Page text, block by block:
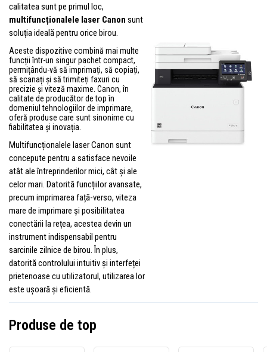
calitatea sunt pe primul loc,
multifuncționalele laser Canon sunt
soluția ideală pentru orice birou.
Aceste dispozitive combină mai multe
funcții într-un singur pachet compact,
permițându-vă să imprimați, să copiați,
să scanați și să trimiteți faxuri cu
precizie și viteză maxime. Canon, în
calitate de producător de top în
domeniul tehnologiilor de imprimare,
oferă produse care sunt sinonime cu
fiabilitatea și inovația.
Multifuncționalele laser Canon sunt
concepute pentru a satisface nevoile
atât ale întreprinderilor mici, cât și ale
celor mari. Datorită funcțiilor avansate,
precum imprimarea față-verso, viteza
mare de imprimare și posibilitatea
conectării la rețea, acestea devin un
instrument indispensabil pentru
sarcinile zilnice de birou. În plus,
datorită controlului intuitiv și interfeței
prietenoase cu utilizatorul, utilizarea lor
este ușoară și eficientă.
Produse de top